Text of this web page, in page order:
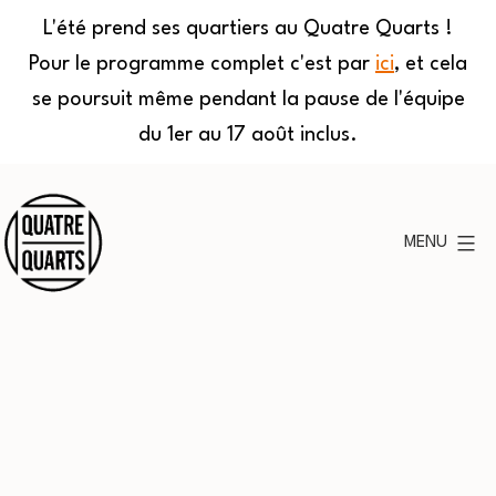
L'été prend ses quartiers au Quatre Quarts !
Pour le programme complet c'est par ici, et cela
se poursuit même pendant la pause de l'équipe
du 1er au 17 août inclus.
au
contenu
MENU